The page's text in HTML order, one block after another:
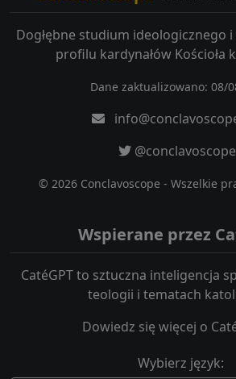
Dogłębne studium ideologicznego
profilu kardynałów Kościoła
Dane zaktualizowano: 08/
@conclavoscope
© 2026 Conclavoscope - Wszelkie
Wspierane przez
CatéGPT to sztuczna inteligencja
teologii i tematach
Dowiedz się więcej o
Wybierz język: